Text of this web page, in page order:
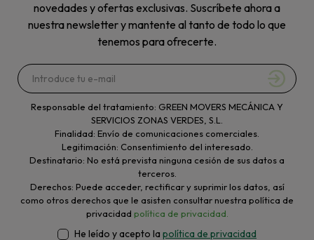
novedades y ofertas exclusivas. Suscríbete ahora a
nuestra newsletter y mantente al tanto de todo lo que
tenemos para ofrecerte.
Responsable del tratamiento: GREEN MOVERS MECÁNICA Y
SERVICIOS ZONAS VERDES, S.L.
Finalidad: Envío de comunicaciones comerciales.
Legitimación: Consentimiento del interesado.
Destinatario: No está prevista ninguna cesión de sus datos a
terceros.
Derechos: Puede acceder, rectificar y suprimir los datos, así
como otros derechos que le asisten consultar nuestra política de
privacidad política de privacidad.
He leído y acepto la política de privacidad